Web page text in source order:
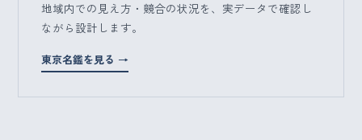
地域内での見え方・競合の状況を、実データで確認し
ながら設計します。
東京名鑑を見る →